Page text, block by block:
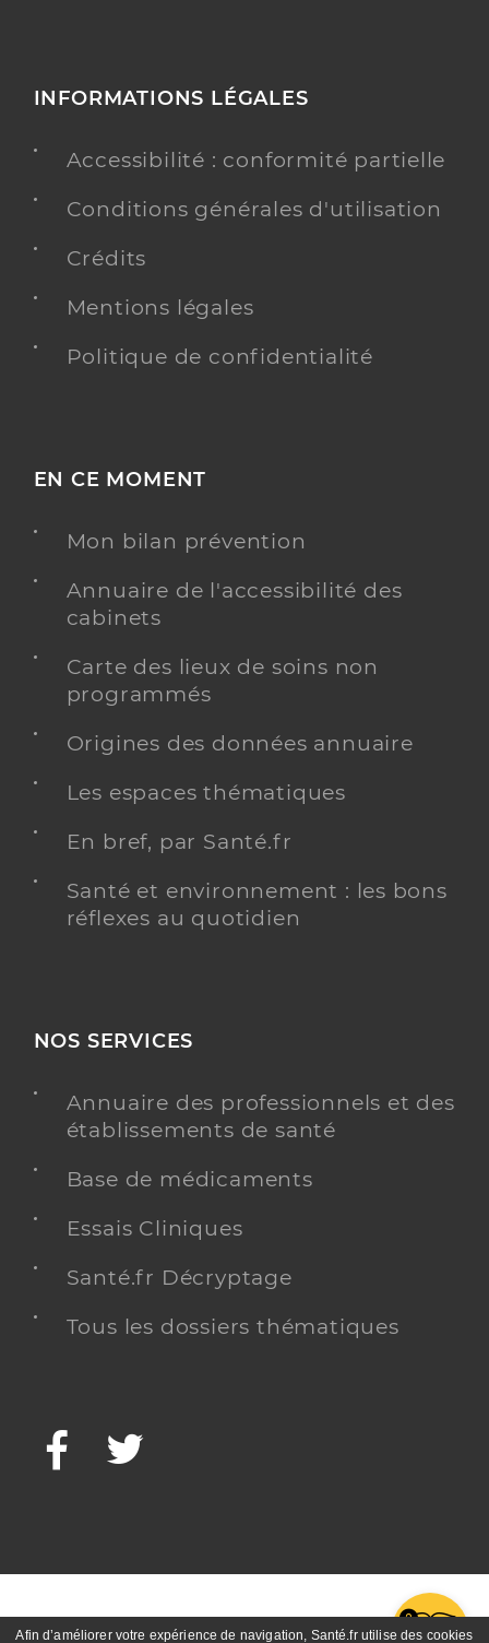
INFORMATIONS LÉGALES
Accessibilité : conformité partielle
Conditions générales d'utilisation
Crédits
Mentions légales
Politique de confidentialité
EN CE MOMENT
Mon bilan prévention
Annuaire de l'accessibilité des
cabinets
Carte des lieux de soins non
programmés
Origines des données annuaire
Les espaces thématiques
En bref, par Santé.fr
Santé et environnement : les bons
réflexes au quotidien
NOS SERVICES
Annuaire des professionnels et des
établissements de santé
Base de médicaments
Essais Cliniques
Santé.fr Décryptage
Tous les dossiers thématiques
Facebook
Afin d’améliorer votre expérience de navigation, Santé.fr utilise des cookies